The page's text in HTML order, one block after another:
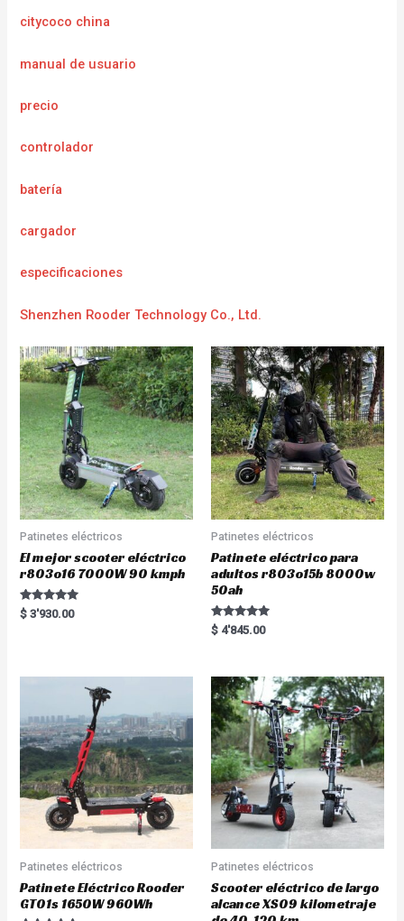
citycoco china
manual de usuario
precio
controlador
batería
cargador
especificaciones
Shenzhen Rooder Technology Co., Ltd.
Patinetes eléctricos
El mejor scooter eléctrico
r803o16 7000W 90 kmph
Rated
5.00
$ 3'930.00
Patinetes eléctricos
Patinete eléctrico para
adultos r803o15b 8000w
50ah
Rated
5.00
$ 4'845.00
Patinetes eléctricos
Patinete Eléctrico Rooder
GT01s 1650W 960Wh
Patinetes eléctricos
Scooter eléctrico de largo
alcance XS09 kilometraje